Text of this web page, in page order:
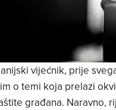
vijećnik, prije
o temi koja prelazi
građana. Naravno,